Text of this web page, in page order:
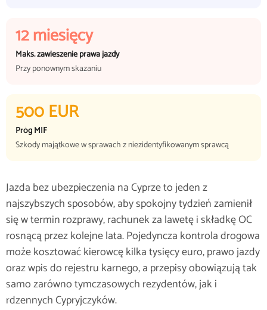
12 miesięcy
Maks. zawieszenie prawa jazdy
Przy ponownym skazaniu
500 EUR
Próg MIF
Szkody majątkowe w sprawach z niezidentyfikowanym sprawcą
Jazda bez ubezpieczenia na Cyprze to jeden z
najszybszych sposobów, aby spokojny tydzień zamienił
się w termin rozprawy, rachunek za lawetę i składkę OC
rosnącą przez kolejne lata. Pojedyncza kontrola drogowa
może kosztować kierowcę kilka tysięcy euro, prawo jazdy
oraz wpis do rejestru karnego, a przepisy obowiązują tak
samo zarówno tymczasowych rezydentów, jak i
rdzennych Cypryjczyków.